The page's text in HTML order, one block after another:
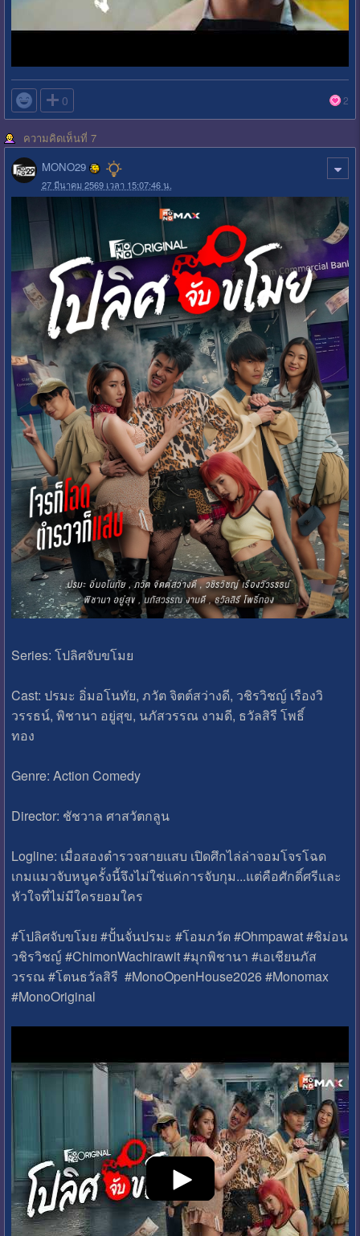
 0 2
ความคิดเห็นที่ 7
MONO29
27 มีนาคม 2569 เวลา 15:07:46 น.
Series: โปลิศจับขโมย
Cast: ปรมะ อิ่มอโนทัย, ภวัต จิตต์สว่างดี, วชิรวิชญ์ เรืองวิ
วรรธน์, พิชานา อยู่สุข, นภัสวรรณ งามดี, ธวัลสิรี โพธิ์
ทอง
Genre: Action Comedy
Director: ชัชวาล ศาสวัตกลูน
Logline: เมื่อสองตำรวจสายแสบ เปิดศึกไล่ล่าจอมโจรโฉด
เกมแมวจับหนูครั้งนี้จึงไม่ใช่แค่การจับกุม...แต่คือศักดิ์ศรีและ
หัวใจที่ไม่มีใครยอมใคร
#โปลิศจับขโมย #ปั้นจั่นปรมะ #โอมภวัต #Ohmpawat #ชิม่อน
วชิรวิชญ์ #ChimonWachirawit #มุกพิชานา #เอเชียนภัส
วรรณ #โตนธวัลสิรี #MonoOpenHouse2026 #Monomax
#MonoOriginal